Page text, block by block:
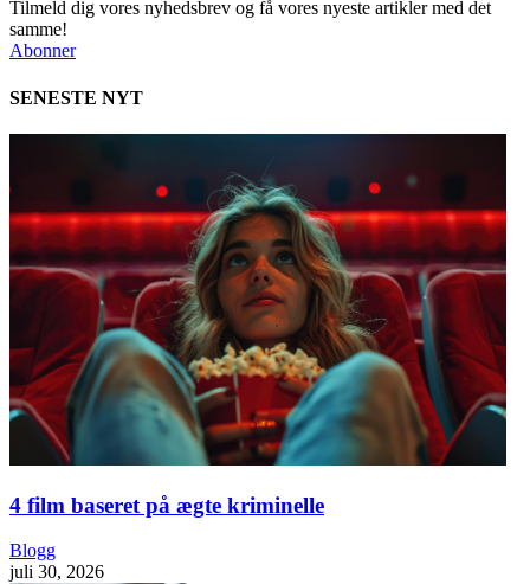
Tilmeld dig vores nyhedsbrev og få vores nyeste artikler med det
samme!
Abonner
SENESTE NYT
4 film baseret på ægte kriminelle
Blogg
juli 30, 2026